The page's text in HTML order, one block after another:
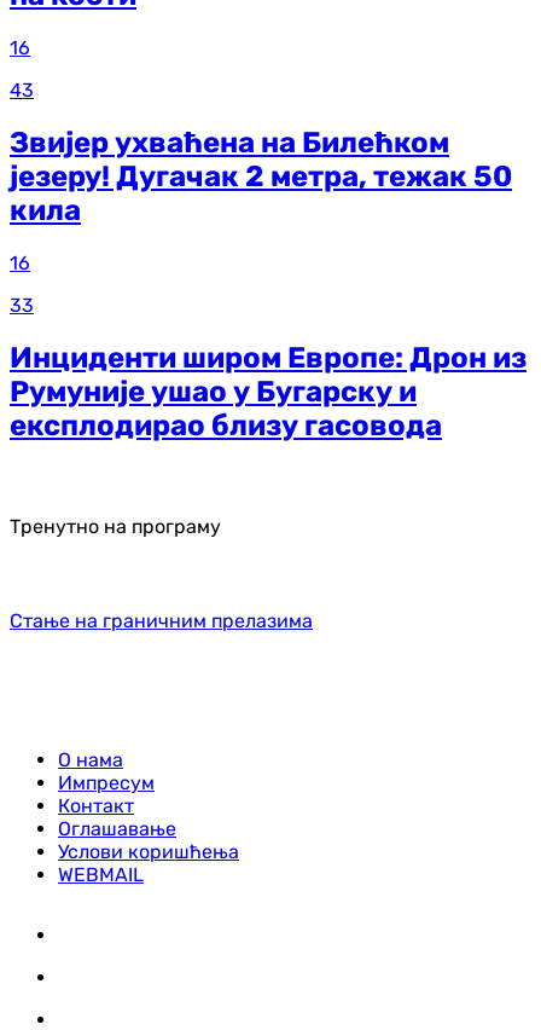
16
43
Звијер ухваћена на Билећком
језеру! Дугачак 2 метра, тежак 50
кила
16
33
Инциденти широм Европе: Дрон из
Румуније ушао у Бугарску и
експлодирао близу гасовода
Тренутно на програму
Стање на граничним прелазима
О нама
Импресум
Контакт
Оглашавање
Услови коришћења
WEBMAIL